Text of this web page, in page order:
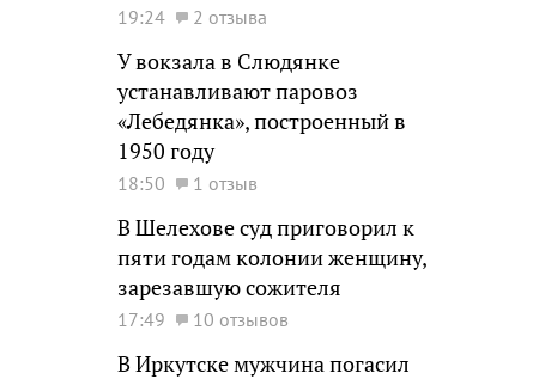
19:24 2 отзыва
У вокзала в Слюдянке
устанавливают паровоз
«Лебедянка», построенный в
1950 году
18:50 1 отзыв
В Шелехове суд приговорил к
пяти годам колонии женщину,
зарезавшую сожителя
17:49 10 отзывов
В Иркутске мужчина погасил